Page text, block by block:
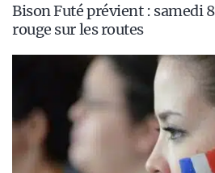
Bison Futé prévient : samedi
rouge sur les routes